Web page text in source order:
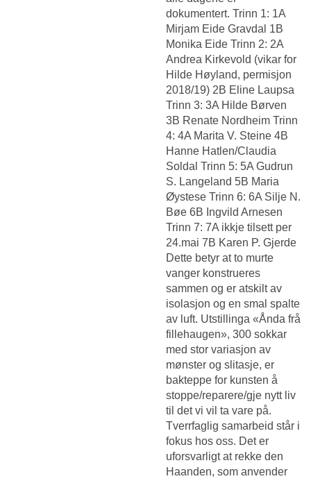
dokumentert. Trinn 1: 1A
Mirjam Eide Gravdal 1B
Monika Eide Trinn 2: 2A
Andrea Kirkevold (vikar for
Hilde Høyland, permisjon
2018/19) 2B Eline Laupsa
Trinn 3: 3A Hilde Børven
3B Renate Nordheim Trinn
4: 4A Marita V. Steine 4B
Hanne Hatlen/Claudia
Soldal Trinn 5: 5A Gudrun
S. Langeland 5B Maria
Øystese Trinn 6: 6A Silje N.
Bøe 6B Ingvild Arnesen
Trinn 7: 7A ikkje tilsett per
24.mai 7B Karen P. Gjerde
Dette betyr at to murte
vanger konstrueres
sammen og er atskilt av
isolasjon og en smal spalte
av luft. Utstillinga «Ånda frå
fillehaugen», 300 sokkar
med stor variasjon av
mønster og slitasje, er
bakteppe for kunsten å
stoppe/reparere/gje nytt liv
til det vi vil ta vare på.
Tverrfaglig samarbeid står i
fokus hos oss. Det er
uforsvarligt at rekke den
Haanden, som anvender